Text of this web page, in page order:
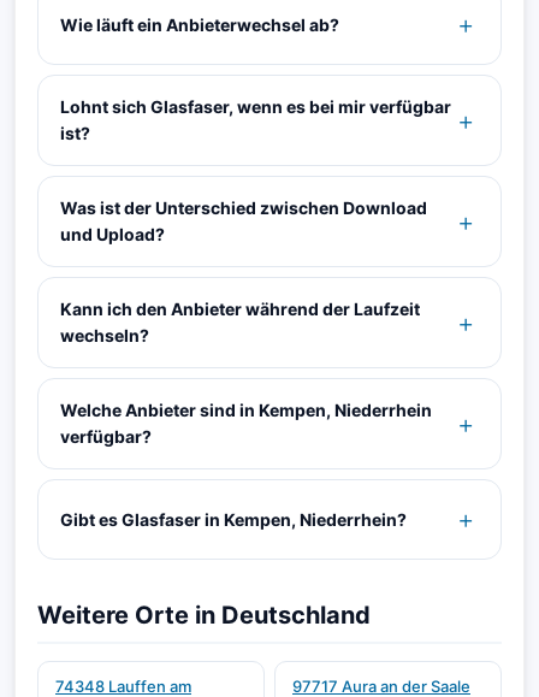
Wie läuft ein Anbieterwechsel ab?
Lohnt sich Glasfaser, wenn es bei mir verfügbar
ist?
Was ist der Unterschied zwischen Download
und Upload?
Kann ich den Anbieter während der Laufzeit
wechseln?
Welche Anbieter sind in Kempen, Niederrhein
verfügbar?
Gibt es Glasfaser in Kempen, Niederrhein?
Weitere Orte in Deutschland
74348 Lauffen am
97717 Aura an der Saale